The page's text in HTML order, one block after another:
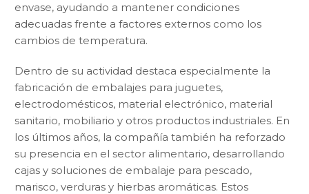
envase, ayudando a mantener condiciones
adecuadas frente a factores externos como los
cambios de temperatura.
Dentro de su actividad destaca especialmente la
fabricación de embalajes para juguetes,
electrodomésticos, material electrónico, material
sanitario, mobiliario y otros productos industriales. En
los últimos años, la compañía también ha reforzado
su presencia en el sector alimentario, desarrollando
cajas y soluciones de embalaje para pescado,
marisco, verduras y hierbas aromáticas. Estos